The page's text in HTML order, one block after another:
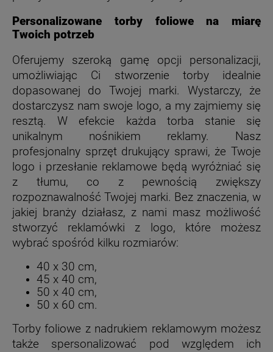
Personalizowane torby foliowe na miarę
Twoich potrzeb
Oferujemy szeroką gamę opcji personalizacji,
umożliwiając Ci stworzenie torby idealnie
dopasowanej do Twojej marki. Wystarczy, że
dostarczysz nam swoje logo, a my zajmiemy się
resztą. W efekcie każda torba stanie się
unikalnym nośnikiem reklamy. Nasz
profesjonalny sprzęt drukujący sprawi, że Twoje
logo i przesłanie reklamowe będą wyróżniać się
z tłumu, co z pewnością zwiększy
rozpoznawalność Twojej marki. Bez znaczenia, w
jakiej branży działasz, z nami masz możliwość
stworzyć reklamówki z logo, które możesz
wybrać spośród kilku rozmiarów:
40 x 30 cm,
45 x 40 cm,
50 x 40 cm,
50 x 60 cm.
Torby foliowe z nadrukiem reklamowym możesz
także spersonalizować pod względem ich